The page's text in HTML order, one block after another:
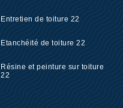
Entretien de toiture 22
Etanchéité de toiture 22
Résine et peinture sur toiture
22